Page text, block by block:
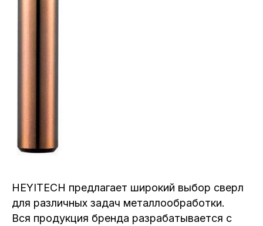
HEYITECH предлагает широкий выбор сверл
для различных задач металлообработки.
Вся продукция бренда разрабатывается с